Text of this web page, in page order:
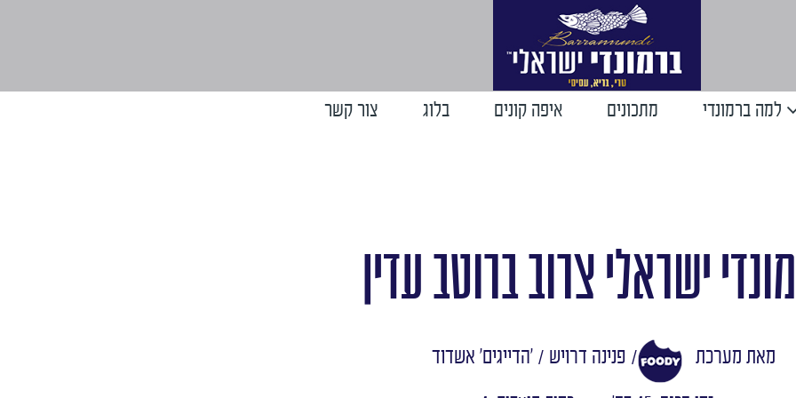
למה ברמונדי מתכונים איפה קונים בלוג צור קשר
ישראלי צרוב ברוטב עדין
מאת מערכת / פנינה דרויש / 'הדייגים' אשדוד